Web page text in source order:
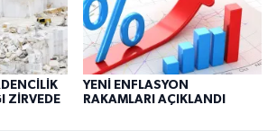
ZİRVEDE
YENİ ENFLASYON
RAKAMLARI AÇIKLANDI